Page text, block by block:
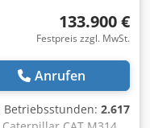
133.900 €
Festpreis zzgl. MwSt.
Anrufen
Betriebsstunden: 2.617